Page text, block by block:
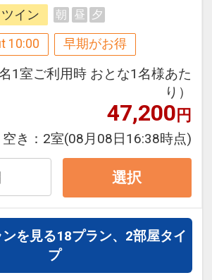
年4月1日～2026年9月
トコース番号：DP-1-
での申込限定だからお得】
初泊日の１４日前までにお
方」に限りご予約可能なプラ
象期間を過ぎてからの変更
・客室タイプ・食事条件・
・人員・泊数の増減等の変
場合、本プランはご利用い
となります。
日を過ぎてからの変更は取
ります。
イン 朝 昼 夕
10:00 早期がお得
名1室ご利用時 おとな1名様あた
り）
47,200円
空き： 2室(08月08日16:38時点)
選択
を見る18プラン、2部屋タイ
プ